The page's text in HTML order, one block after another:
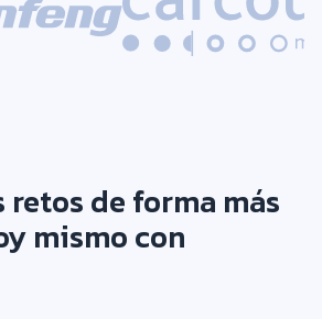
de forma más
mismo con